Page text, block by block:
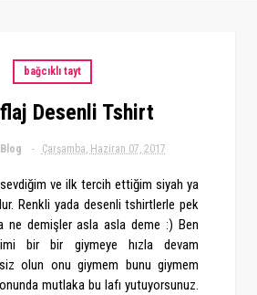
bağcıklı tayt
Desenli Tshirt
Çarşamba, Haziran 07, 2017
ve ilk tercih ettiğim siyah ya
Renkli yada desenli tshirtlerle pek
ne demişler asla asla deme :) Ben
bir bir giymeye hızla devam
olun onu giymem bunu giymem
mutlaka bu lafı yutuyorsunuz.